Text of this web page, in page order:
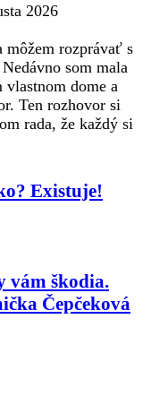
2026
môžem rozprávať s
som mala
dome a
Ten rozhovor si
rada, že každý si
Existuje!
vám škodia.
Čepčeková